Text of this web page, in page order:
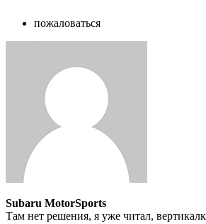
пожаловаться
Subaru MotorSports
Там нет решения, я уже читал,